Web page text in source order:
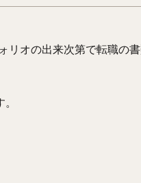
リオの出来次第で転職の